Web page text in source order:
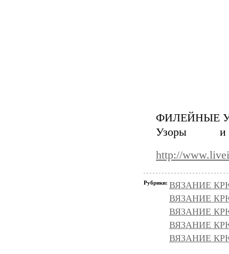
ФИЛЕЙНЫЕ
Узоры
http://
Рубрики: ВЯЗАНИЕ
ВЯЗАНИЕ
ВЯЗАНИЕ
ВЯЗАНИЕ
ВЯЗАНИЕ